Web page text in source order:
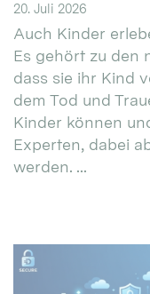
20. Juli 2026
Auch Kinder
Es gehört zu den
dass sie ihr Kind
dem Tod und
Kinder können
Experten, dabei
werden. ...